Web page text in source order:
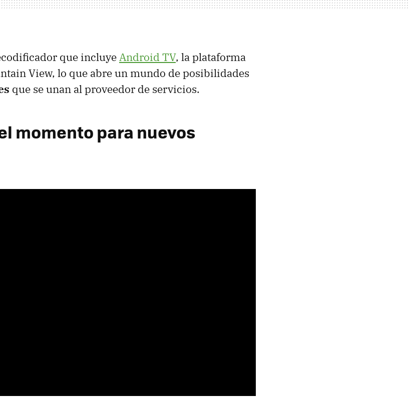
que incluyeAndroid TV, la plataforma
View, lo que abre un mundo de posibilidades
que se unan al proveedor de servicios.
momento para nuevos